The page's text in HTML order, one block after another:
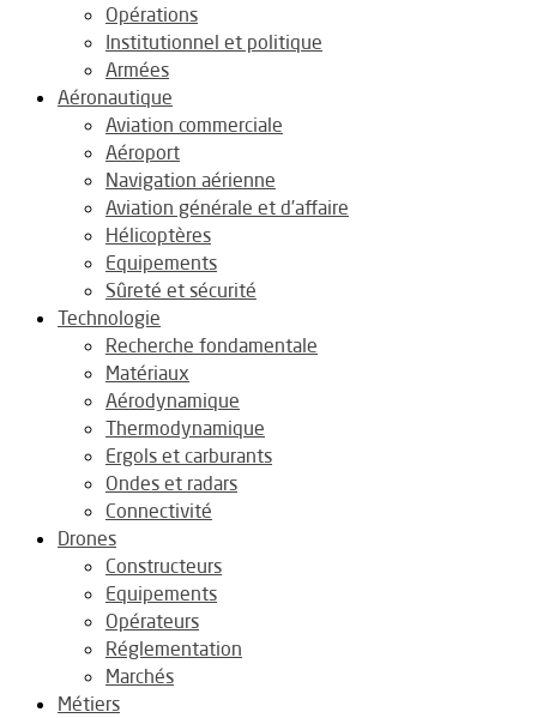
Opérations
Institutionnel et politique
Armées
Aéronautique
Aviation commerciale
Aéroport
Navigation aérienne
Aviation générale et d’affaire
Hélicoptères
Equipements
Sûreté et sécurité
Technologie
Recherche fondamentale
Matériaux
Aérodynamique
Thermodynamique
Ergols et carburants
Ondes et radars
Connectivité
Drones
Constructeurs
Equipements
Opérateurs
Réglementation
Marchés
Métiers